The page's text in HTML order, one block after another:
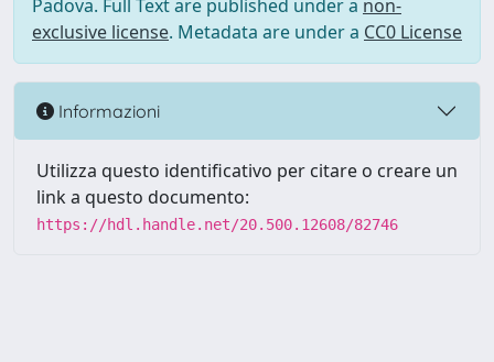
Padova. Full Text are published under a non-
exclusive license. Metadata are under a CC0 License
Informazioni
Utilizza questo identificativo per citare o creare un
link a questo documento:
https://hdl.handle.net/20.500.12608/82746